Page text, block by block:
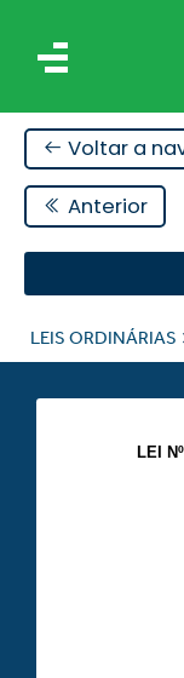
Voltar a
Anterior
LEIS ORDINÁRIAS
LEI